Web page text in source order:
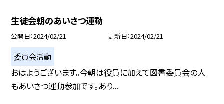
生徒会朝のあいさつ運動
公開日 2024/02/21 更新日 2024/02/21
委員会活動
おはようございます。今朝は役員に加えて図書委員会の人
もあいさつ運動参加です。あり...